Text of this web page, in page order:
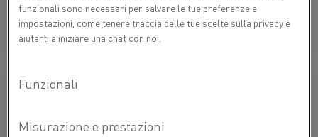
How to test the EMF value of a Thermocouple
SAPERNE DI PIÙ
funzionali sono necessari per salvare le tue preferenze e
impostazioni, come tenere traccia delle tue scelte sulla privacy e
aiutarti a iniziare una chat con noi.